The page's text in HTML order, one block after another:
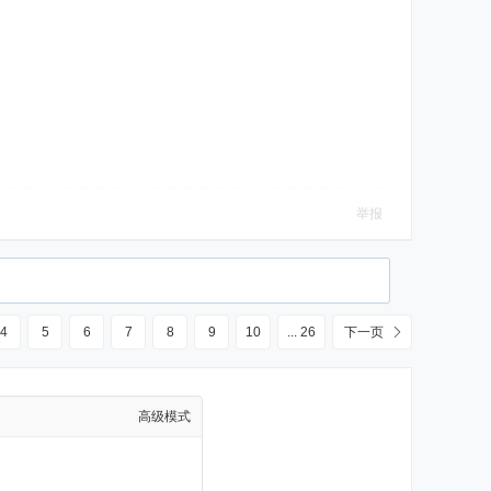
举报
4 5 6 7 8 9 10 ... 26 下一页
高级模式